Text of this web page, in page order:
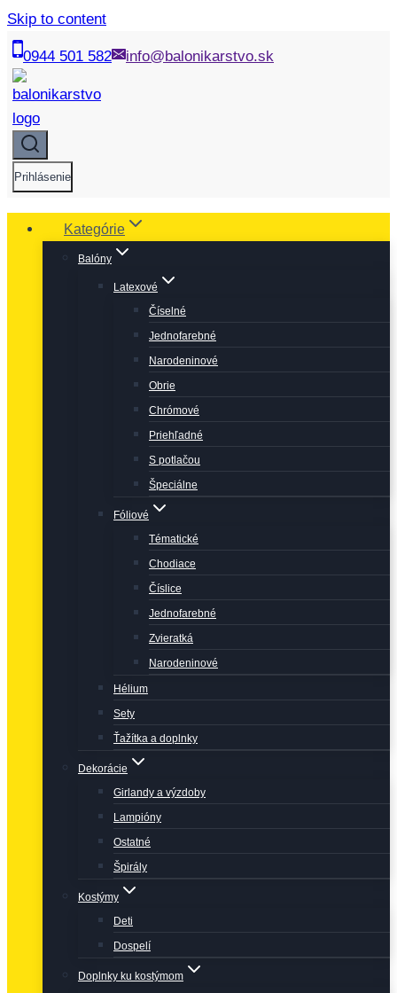
Skip to content
0944 501 582 info@balonikarstvo.sk
Prihlásenie
Kategórie
Balóny
Latexové
Číselné
Jednofarebné
Narodeninové
Obrie
Chrómové
Priehľadné
S potlačou
Špeciálne
Fóliové
Tématické
Chodiace
Číslice
Jednofarebné
Zvieratká
Narodeninové
Hélium
Sety
Ťažítka a doplnky
Dekorácie
Girlandy a výzdoby
Lampióny
Ostatné
Špirály
Kostýmy
Deti
Dospelí
Doplnky ku kostýmom